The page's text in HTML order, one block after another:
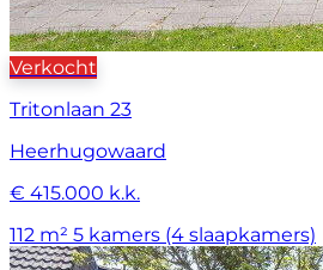
Verkocht
Tritonlaan 23
Heerhugowaard
€ 415.000 k.k.
112 m² 5 kamers (4 slaapkamers)